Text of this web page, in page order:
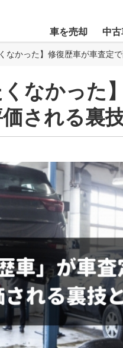
車を売却 中古
なかった】修復歴車が車査定
くなかった
される裏